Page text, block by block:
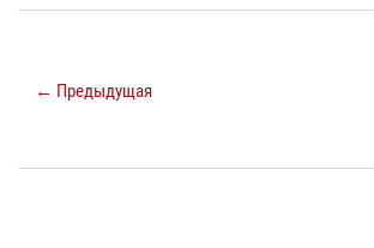
← Предыдущая